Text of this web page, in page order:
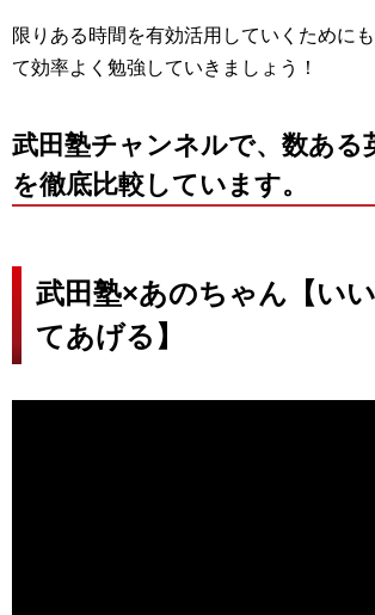
限りある時間を有効活用していくために
て効率よく勉強していきましょう！
武田塾チャンネルで、数ある
を徹底比較しています。
武田塾×あのちゃん【い
てあげる】